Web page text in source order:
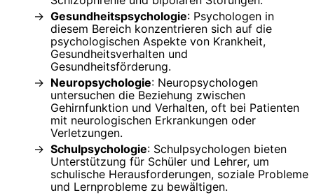
Gesundheitspsychologie: Psychologen in
diesem Bereich konzentrieren sich auf die
psychologischen Aspekte von Krankheit,
Gesundheitsverhalten und
Gesundheitsförderung.
Neuropsychologie: Neuropsychologen
untersuchen die Beziehung zwischen
Gehirnfunktion und Verhalten, oft bei Patienten
mit neurologischen Erkrankungen oder
Verletzungen.
Schulpsychologie: Schulpsychologen bieten
Unterstützung für Schüler und Lehrer, um
schulische Herausforderungen, soziale Probleme
und Lernprobleme zu bewältigen.